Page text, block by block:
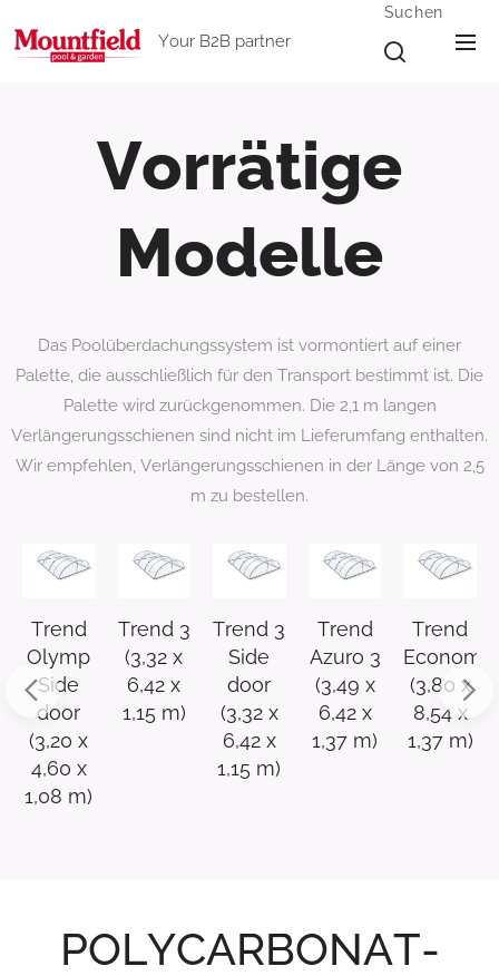
Your B2B partner
Suchen
Vorrätige
Modelle
Das Poolüberdachungssystem ist vormontiert auf einer
Palette, die ausschließlich für den Transport bestimmt ist. Die
Palette wird zurückgenommen. Die 2,1 m langen
Verlängerungsschienen sind nicht im Lieferumfang enthalten.
Wir empfehlen, Verlängerungsschienen in der Länge von 2,5
m zu bestellen.
x
x
m)
Trend 3
(3,32 x
6,42 x
1,15 m)
Trend 3
Side
door
(3,32 x
6,42 x
1,15 m)
Trend
Azuro 3
(3,49 x
6,42 x
1,37 m)
Trend
Economic
(3,80 x
8,54 x
1,37 m)
POLYCARBONAT-